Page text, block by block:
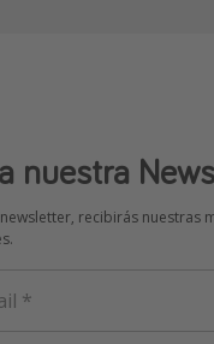
nuestra
recibirás nuestras